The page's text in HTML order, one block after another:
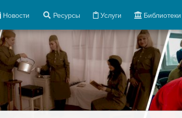
Новости Ресурсы Услуги Библиотеки